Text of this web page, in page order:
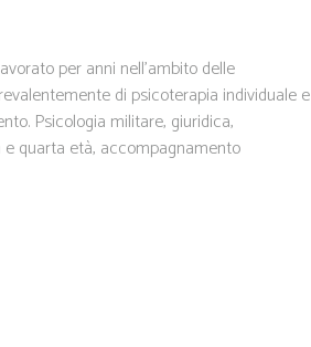
per anni nell'ambito delle
di psicoterapia individuale e
Psicologia militare, giuridica,
quarta età, accompagnamento